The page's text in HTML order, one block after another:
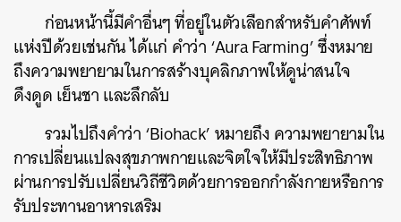
ก่อนหน้านี้มีคำอื่นๆ ที่อยู่ในตัวเลือกสำหรับคำศัพท์
แห่งปีด้วยเช่นกัน ได้แก่ คำว่า ‘Aura Farming’ ซึ่งหมาย
ถึงความพยายามในการสร้างบุคลิกภาพให้ดูน่าสนใจ
ดึงดูด เย็นชา และลึกลับ
รวมไปถึงคำว่า ‘Biohack’ หมายถึง ความพยายามใน
การเปลี่ยนแปลงสุขภาพกายและจิตใจให้มีประสิทธิภาพ
ผ่านการปรับเปลี่ยนวิถีชีวิตด้วยการออกกำลังกายหรือการ
รับประทานอาหารเสริม